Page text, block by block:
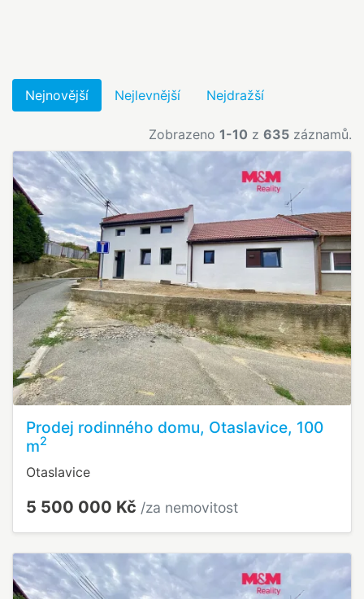
Nejnovější Nejlevnější Nejdražší
Zobrazeno 1-10 z 635 záznamů.
Prodej rodinného domu, Otaslavice, 100
m2
Otaslavice
5 500 000 Kč /za nemovitost